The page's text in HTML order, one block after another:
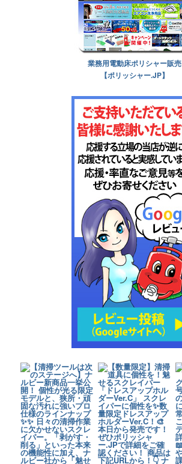
業務用電動床ポリシャー販売
【ポリッシャー.JP】